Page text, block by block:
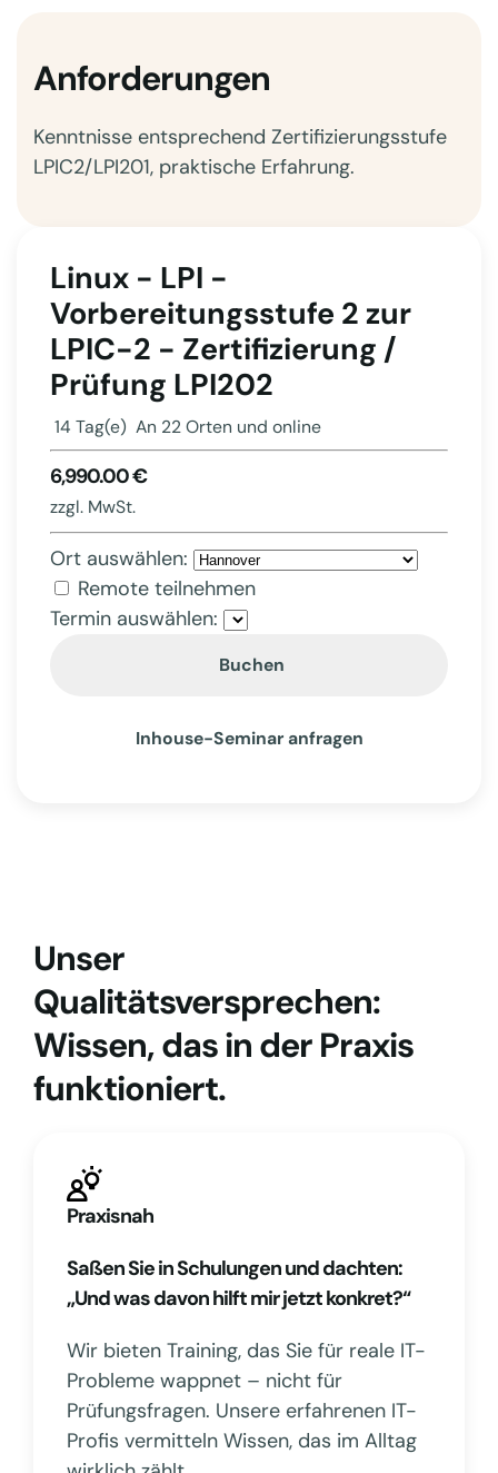
Anforderungen
Kenntnisse entsprechend Zertifizierungsstufe
LPIC2/LPI201, praktische Erfahrung.
Linux - LPI -
Vorbereitungsstufe 2 zur
LPIC-2 - Zertifizierung /
Prüfung LPI202
14 Tag(e) An 22 Orten und online
6,990.00 €
zzgl. MwSt.
Ort auswählen:
Remote teilnehmen
Termin auswählen:
Buchen
Inhouse-Seminar anfragen
Unser
Qualitätsversprechen:
Wissen, das in der Praxis
funktioniert.
Praxisnah
Saßen Sie in Schulungen und dachten:
„Und was davon hilft mir jetzt konkret?“
Wir bieten Training, das Sie für reale IT-
Probleme wappnet – nicht für
Prüfungsfragen. Unsere erfahrenen IT-
Profis vermitteln Wissen, das im Alltag